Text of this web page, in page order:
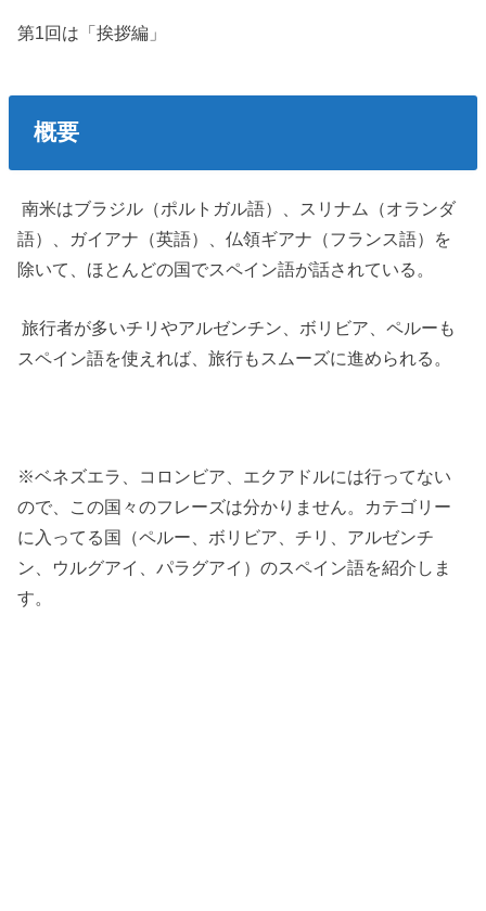
第1回は「挨拶編」
概要
南米はブラジル（ポルトガル語）、スリナム（オランダ
語）、ガイアナ（英語）、仏領ギアナ（フランス語）を
除いて、ほとんどの国でスペイン語が話されている。
旅行者が多いチリやアルゼンチン、ボリビア、ペルーも
スペイン語を使えれば、旅行もスムーズに進められる。
※ベネズエラ、コロンビア、エクアドルには行ってない
ので、この国々のフレーズは分かりません。カテゴリー
に入ってる国（ペルー、ボリビア、チリ、アルゼンチ
ン、ウルグアイ、パラグアイ）のスペイン語を紹介しま
す。